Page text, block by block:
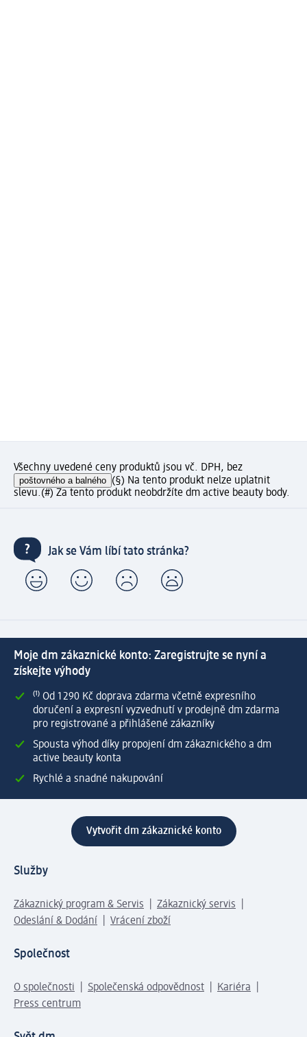
Všechny uvedené ceny produktů jsou vč. DPH, bez
poštovného a balného (§) Na tento produkt nelze uplatnit
slevu.(#) Za tento produkt neobdržíte dm active beauty body.
Jak se Vám líbí tato stránka?
Moje dm zákaznické konto: Zaregistrujte se nyní a
získejte výhody
⁽¹⁾ Od 1 290 Kč doprava zdarma včetně expresního
doručení a expresní vyzvednutí v prodejně dm zdarma
pro registrované a přihlášené zákazníky
Spousta výhod díky propojení dm zákaznického a dm
active beauty konta
Rychlé a snadné nakupování
Vytvořit dm zákaznické konto
Služby
Zákaznický program & Servis
Zákaznický servis
Odeslání & Dodání
Vrácení zboží
Společnost
O společnosti Společenská odpovědnost
Kariéra
Press centrum